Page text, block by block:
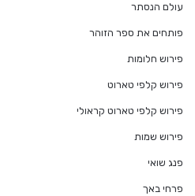
עולם הנסתר
פותחים את ספר הזוהר
פירוש חלומות
פירוש קלפי טארוט
פירוש קלפי טארוט קראולי
פירוש שמות
פנג שואי
פרחי באך